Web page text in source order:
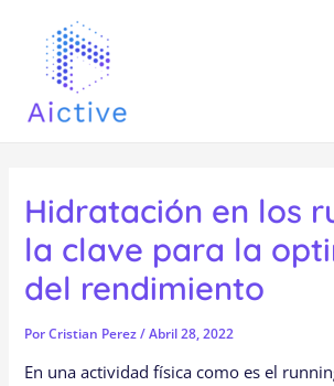
contenido
Hidratación en los
la clave para la
del rendimiento
PorCristian Perez/Abril 28, 2022
En una actividad física como es el
entradas